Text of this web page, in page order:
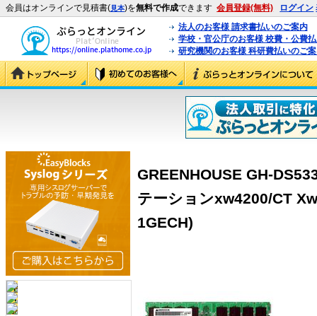
会員はオンラインで見積書(見本)を無料で作成できます 会員登録(無料) ログイン
法人のお客様 請求書払いのご案内
学校・官公庁のお客様 校費・公費
研究機関のお客様 科研費払いのご
GREENHOUSE GH-
テーションxw4200/CT
1GECH)